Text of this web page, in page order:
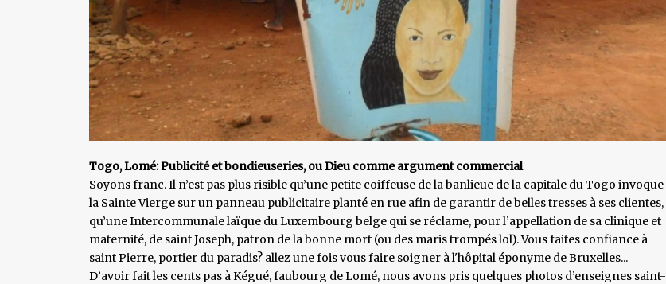
Togo, Lomé: Publicité et bondieuseries, ou Dieu comme argument commercial
Soyons franc. Il n’est pas plus risible qu’une petite coiffeuse de la banlieue de la capitale du Togo invoque
la Sainte Vierge sur un panneau publicitaire planté en rue afin de garantir de belles tresses à ses clientes,
qu’une Intercommunale laïque du Luxembourg belge qui se réclame, pour l’appellation de sa clinique et
maternité, de saint Joseph, patron de la bonne mort (ou des maris trompés lol). Vous faites confiance à
saint Pierre, portier du paradis? allez une fois vous faire soigner à l'hôpital éponyme de Bruxelles...
D’avoir fait les cents pas à Kégué, faubourg de Lomé, nous avons pris quelques photos d’enseignes saint-